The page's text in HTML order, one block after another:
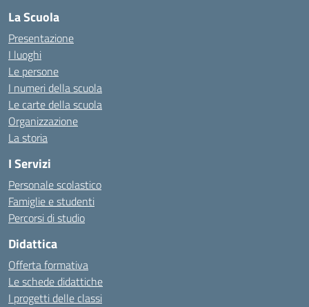
La Scuola
Presentazione
I luoghi
Le persone
I numeri della scuola
Le carte della scuola
Organizzazione
La storia
I Servizi
Personale scolastico
Famiglie e studenti
Percorsi di studio
Didattica
Offerta formativa
Le schede didattiche
I progetti delle classi